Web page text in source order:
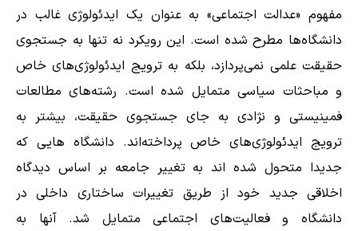
مفهوم «عدالت اجتماعی» به عنوان یک ایدئولوژی غالب در
دانشگاه‌ها مطرح شده است. این رویکرد نه تنها به جستجوی
حقیقت علمی نمی‌پردازد، بلکه به ترویج ایدئولوژی‌های خاص
و مباحثات سیاسی متمایل شده است. رشته‌های مطالعات
فمینیستی و نژادی به جای جستجوی حقیقت، بیشتر به
ترویج ایدئولوژی‌های خاص پرداخته‌اند. دانشگاه هایی که
جدیدا متحول شده اند به تغییر جامعه بر اساس دیدگاه
اخلاقی جدید خود از طریق تغییرات ساختاری داخلی در
دانشگاه و فعالیت‌های اجتماعی متمایل شد. آنها به